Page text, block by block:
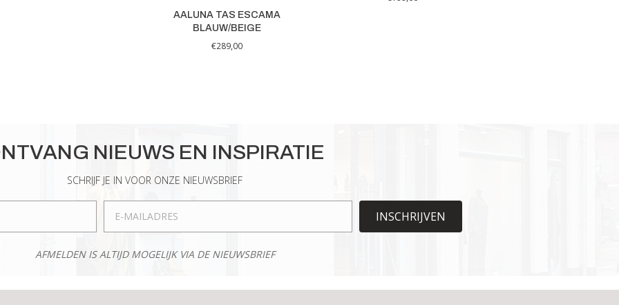
AALUNA TAS ESCAMA
BLAUW/BEIGE
€289,00
NIEUWS EN INSPIRATIE
SCHRIJF JE IN VOOR ONZE NIEUWSBRIEF
INSCHRIJVEN
AFMELDEN IS ALTIJD MOGELIJK VIA DE NIEUWSBRIEF